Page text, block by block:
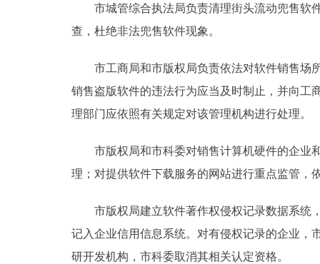
市城管综合执法局负责清理街头流动兜售软件
查，杜绝非法兜售软件现象。
市工商局和市版权局负责依法对软件销售场所
销售盗版软件的违法行为应当及时制止，并向工
理部门应依照有关规定对该管理机构进行处理。
市版权局和市科委对销售计算机硬件的企业和
理；对提供软件下载服务的网站进行重点监管，
市版权局建立软件著作权侵权记录数据系统，
记入企业信用信息系统。对有侵权记录的企业，
研开发机构，市科委取消其相关认定资格。